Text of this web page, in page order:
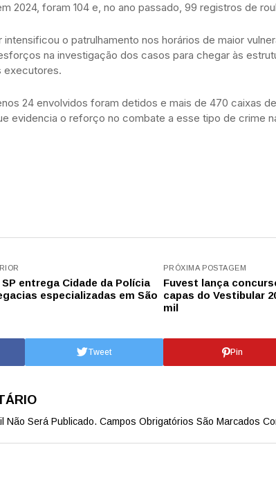
2024, foram 104 e, no ano passado, 99 registros de
intensificou o patrulhamento nos horários de maior
na investigação dos casos para chegar às
executores.
24 envolvidos foram detidos e mais de 470 caixas
evidencia o reforço no combate a esse tipo de crime
SP entrega Cidade da Polícia
especializadas em São
PRÓXIMA POSTAGEM
Fuvest lança
capas do Vestibular
mil
Tweet Pin
Não Será Publicado. Campos Obrigatórios São Marcados